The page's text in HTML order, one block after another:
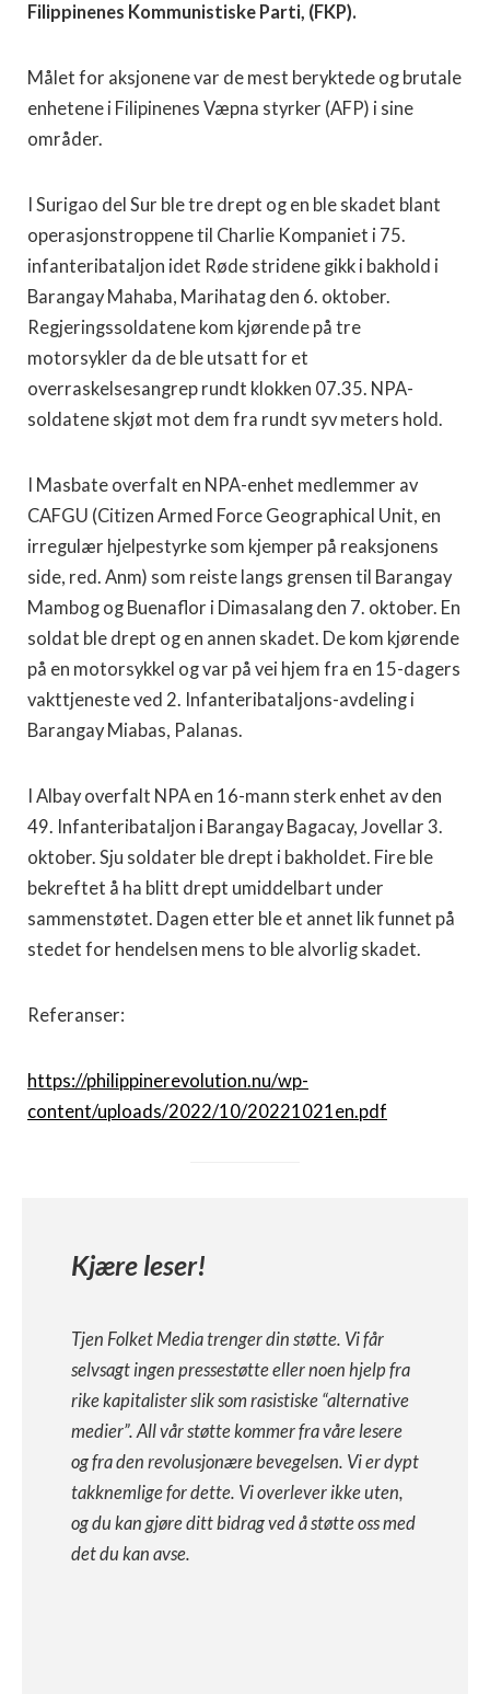
Filippinenes Kommunistiske Parti, (FKP).
Målet for aksjonene var de mest beryktede og brutale
enhetene i Filipinenes Væpna styrker (AFP) i sine
områder.
I Surigao del Sur ble tre drept og en ble skadet blant
operasjonstroppene til Charlie Kompaniet i 75.
infanteribataljon idet Røde stridene gikk i bakhold i
Barangay Mahaba, Marihatag den 6. oktober.
Regjeringssoldatene kom kjørende på tre
motorsykler da de ble utsatt for et
overraskelsesangrep rundt klokken 07.35. NPA-
soldatene skjøt mot dem fra rundt syv meters hold.
I Masbate overfalt en NPA-enhet medlemmer av
CAFGU (Citizen Armed Force Geographical Unit, en
irregulær hjelpestyrke som kjemper på reaksjonens
side, red. Anm) som reiste langs grensen til Barangay
Mambog og Buenaflor i Dimasalang den 7. oktober. En
soldat ble drept og en annen skadet. De kom kjørende
på en motorsykkel og var på vei hjem fra en 15-dagers
vakttjeneste ved 2. Infanteribataljons-avdeling i
Barangay Miabas, Palanas.
I Albay overfalt NPA en 16-mann sterk enhet av den
49. Infanteribataljon i Barangay Bagacay, Jovellar 3.
oktober. Sju soldater ble drept i bakholdet. Fire ble
bekreftet å ha blitt drept umiddelbart under
sammenstøtet. Dagen etter ble et annet lik funnet på
stedet for hendelsen mens to ble alvorlig skadet.
Referanser:
https://philippinerevolution.nu/wp-
content/uploads/2022/10/20221021en.pdf
Kjære leser!
Tjen Folket Media trenger din støtte. Vi får
selvsagt ingen pressestøtte eller noen hjelp fra
rike kapitalister slik som rasistiske “alternative
medier”. All vår støtte kommer fra våre lesere
og fra den revolusjonære bevegelsen. Vi er dypt
takknemlige for dette. Vi overlever ikke uten,
og du kan gjøre ditt bidrag ved å støtte oss med
det du kan avse.